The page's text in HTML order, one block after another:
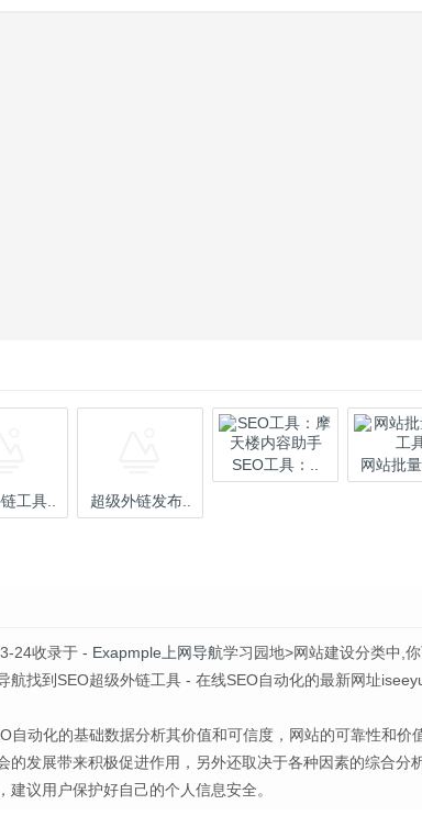
工具.. 超级外链发布..
SEO工具：.. 网站批量
24收录于 - Exapmple上网导航学习园地>网站建设分类中,
找到SEO超级外链工具 - 在线SEO自动化的最新网址
自动化的基础数据分析其价值和可信度，网站的可靠性和价
发展带来积极促进作用，另外还取决于各种因素的综合分
议用户保护好自己的个人信息安全。